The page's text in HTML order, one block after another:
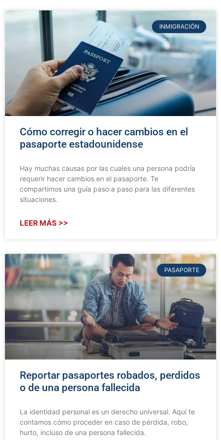
INMIGRACIÓN
Cómo corregir o hacer cambios en el
pasaporte estadounidense
Hay muchas causas por las cuales una persona podría
requerir hacer cambios en el pasaporte. Te
compartimos una guía paso a paso para las diferentes
situaciones.
LEER MÁS >>
PASAPORTE
Reportar pasaportes robados, perdidos
o de una persona fallecida
La identidad personal es un derecho universal. Aquí te
contamos cómo proceder en caso de pérdida, robo,
hurto, incluso de una persona fallecida.